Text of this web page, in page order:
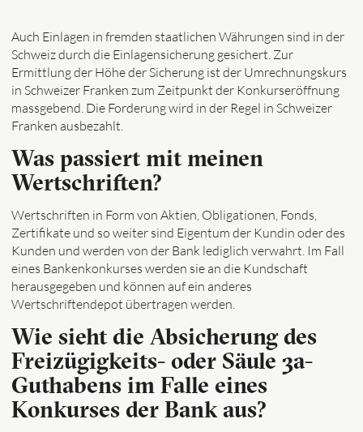
Auch Einlagen in fremden staatlichen Währungen sind in der
Schweiz durch die Einlagensicherung gesichert. Zur
Ermittlung der Höhe der Sicherung ist der Umrechnungskurs
in Schweizer Franken zum Zeitpunkt der Konkurseröffnung
massgebend. Die Forderung wird in der Regel in Schweizer
Franken ausbezahlt.
Was passiert mit meinen
Wertschriften?
Wertschriften in Form von Aktien, Obligationen, Fonds,
Zertifikate und so weiter sind Eigentum der Kundin oder des
Kunden und werden von der Bank lediglich verwahrt. Im Fall
eines Bankenkonkurses werden sie an die Kundschaft
herausgegeben und können auf ein anderes
Wertschriftendepot übertragen werden.
Wie sieht die Absicherung des
Freizügigkeits- oder Säule 3a-
Guthabens im Falle eines
Konkurses der Bank aus?